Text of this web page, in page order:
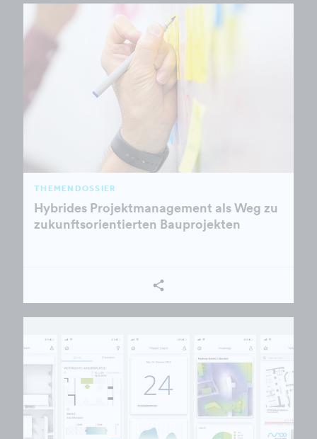
THEMENDOSSIER
Hybrides Projektmanagement als Weg zu
zukunftsorientierten Bauprojekten